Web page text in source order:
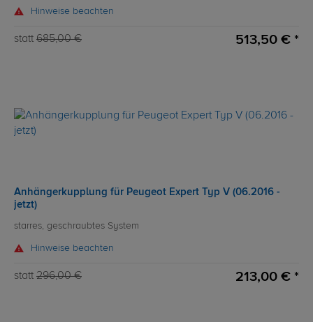
Hinweise beachten
statt 685,00 € 513,50 € *
Anhängerkupplung für Peugeot Expert Typ V (06.2016 -
jetzt)
starres, geschraubtes System
Hinweise beachten
statt 296,00 € 213,00 € *